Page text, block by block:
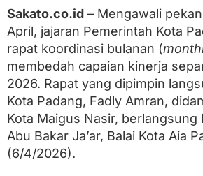
I
,
F
a
d
l
y
m
r
a
n
Sakato.co.id – Mengawali
April, jajaran Pemerintah Kota
rapat koordinasi bulanan (
membedah capaian kinerja
2026. Rapat yang dipimpin
Kota Padang, Fadly Amran,
Kota Maigus Nasir, berlangsung
Abu Bakar Ja’ar, Balai Kota Aia
(6/4/2026).